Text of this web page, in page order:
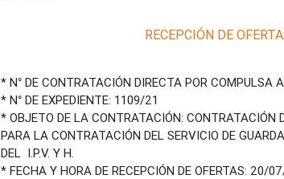
RECEPCIÓN DE
* N° DE CONTRATACIÓN DIRECTA POR
* N° DE EXPEDIENTE: 1109/21
* OBJETO DE LA CONTRATACIÓN: CONTRATACIÓN
PARA LA CONTRATACIÓN DEL SERVICIO DE
DEL I.P.V. Y H.
* FECHA Y HORA DE RECEPCIÓN DE OFERTAS: 20/